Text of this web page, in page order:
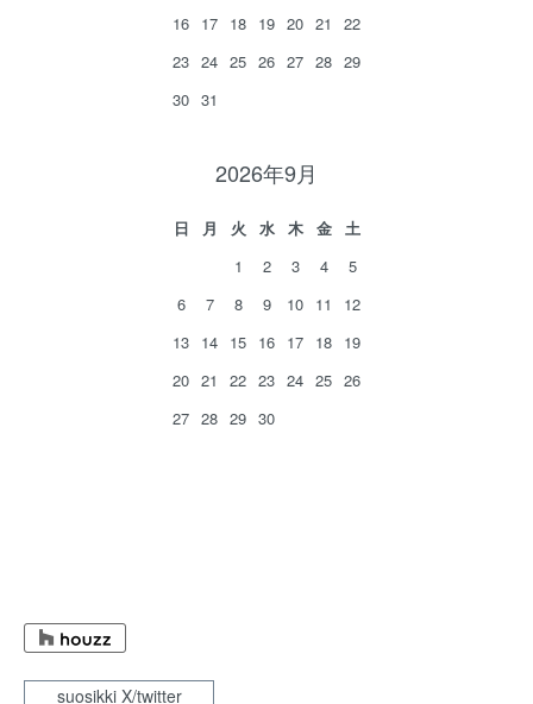
16 17 18 19 20 21
22
23 24 25 26 27 28 29
30 31
2026年9月
日 月 火 水 木 金
土
1
2 3 4
5
6
7 8 9 10 11
12
13 14 15 16 17 18 19
20 21 22 23 24 25 26
27 28 29 30
suosikki X/twitter